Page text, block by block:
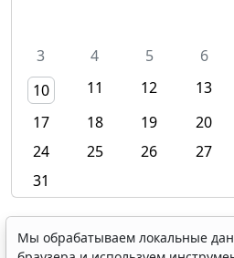
3
4 5 6
10
11 12 13
17
18 19 20
24
25 26 27
31
Мы обрабатываем локальные